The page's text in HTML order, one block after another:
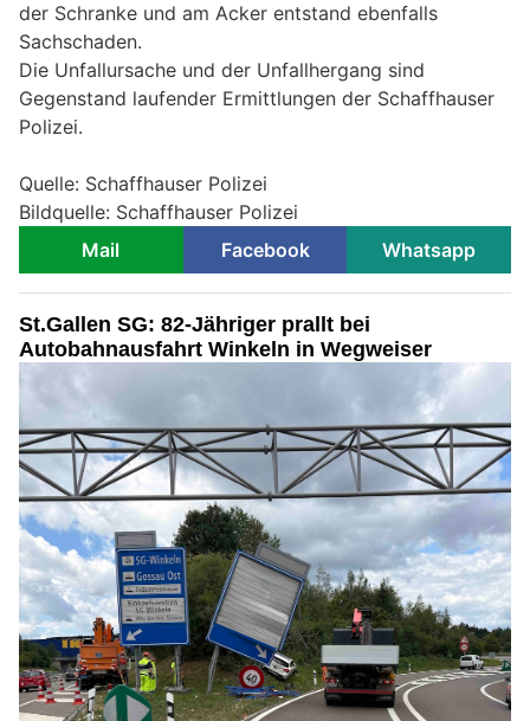
der Schranke und am Acker entstand ebenfalls
Sachschaden.
Die Unfallursache und der Unfallhergang sind
Gegenstand laufender Ermittlungen der Schaffhauser
Polizei.
Quelle: Schaffhauser Polizei
Bildquelle: Schaffhauser Polizei
Mail
Facebook Whatsapp
St.Gallen SG: 82-Jähriger prallt bei
Autobahnausfahrt Winkeln in Wegweiser